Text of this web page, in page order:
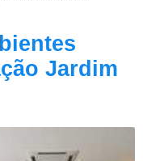
Jardim